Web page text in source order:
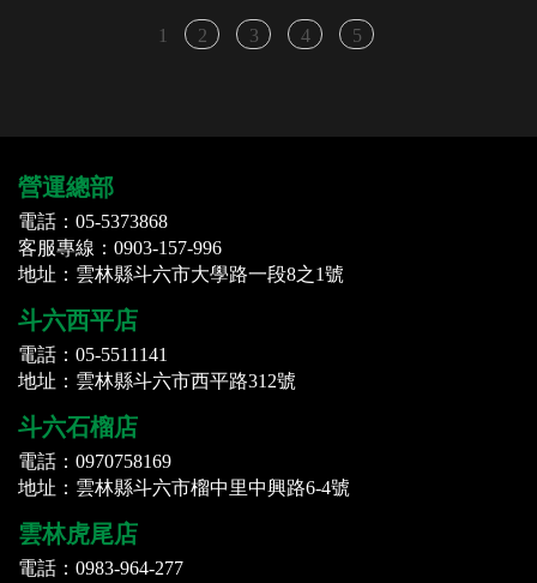
1 2 3 4 5
營運總部
電話：05-5373868
客服專線：0903-157-996
地址：雲林縣斗六市大學路一段8之1號
斗六西平店
電話：05-5511141
地址：雲林縣斗六市西平路312號
斗六石榴店
電話：0970758169
地址：雲林縣斗六市榴中里中興路6-4號
雲林虎尾店
電話：0983-964-277